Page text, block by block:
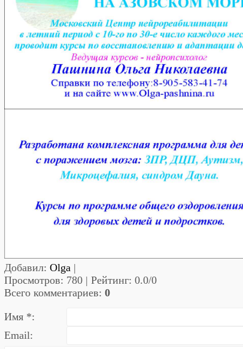
Добавил: Olga|
Просмотров: 780 | Рейтинг: 0.0/0
Всего комментариев: 0
Имя *:
Email: